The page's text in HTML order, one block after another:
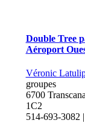
Double Tree
Aéroport
Véronic
groupes
6700
1C2
514-693-3082